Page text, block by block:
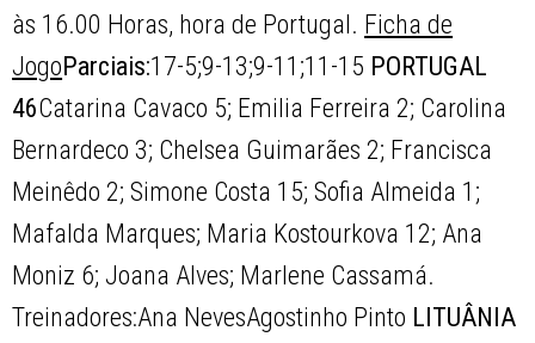
às 16.00 Horas, hora de Portugal. Ficha de
Jogo Parciais:17-5;9-13;9-11;11-15 PORTUGAL
46Catarina Cavaco 5; Emilia Ferreira 2; Carolina
Bernardeco 3; Chelsea Guimarães 2; Francisca
Meinêdo 2; Simone Costa 15; Sofia Almeida 1;
Mafalda Marques; Maria Kostourkova 12; Ana
Moniz 6; Joana Alves; Marlene Cassamá.
Treinadores:Ana NevesAgostinho Pinto LITUÂNIA